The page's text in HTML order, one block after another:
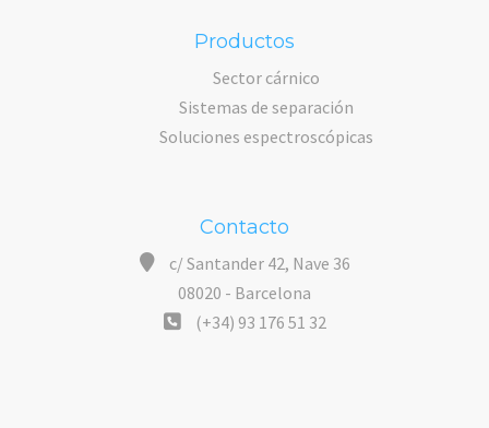
Productos
Sector cárnico
Sistemas de separación
Soluciones espectroscópicas
Contacto
c/ Santander 42, Nave 36
08020 - Barcelona
(+34) 93 176 51 32